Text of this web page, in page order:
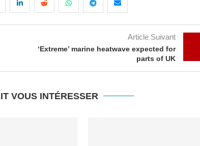
Article Suivant
‘Extreme’ marine heatwave expected for
parts of UK
VOUS INTÉRESSER